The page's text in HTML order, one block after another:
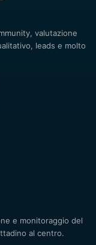
valutazione
leads e molto
e monitoraggio del
al centro.